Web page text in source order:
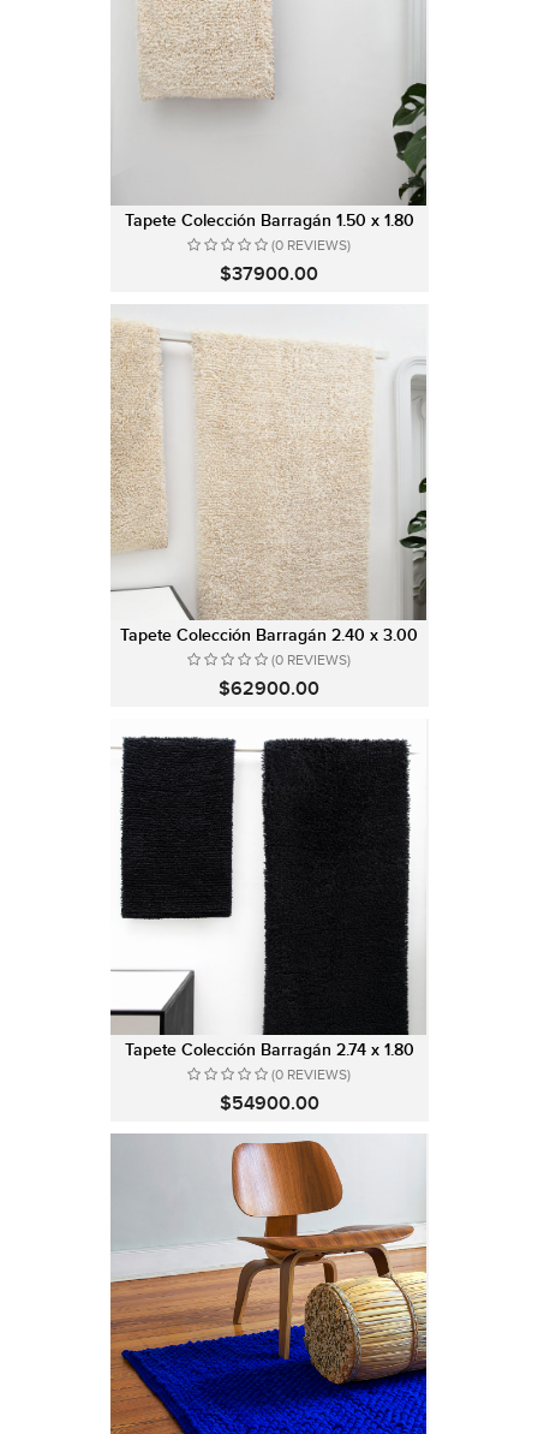
Tapete Colección Barragán 1.50 x 1.80
(0 REVIEWS)
$37900.00
Tapete Colección Barragán 2.40 x 3.00
(0 REVIEWS)
$62900.00
Tapete Colección Barragán 2.74 x 1.80
(0 REVIEWS)
$54900.00